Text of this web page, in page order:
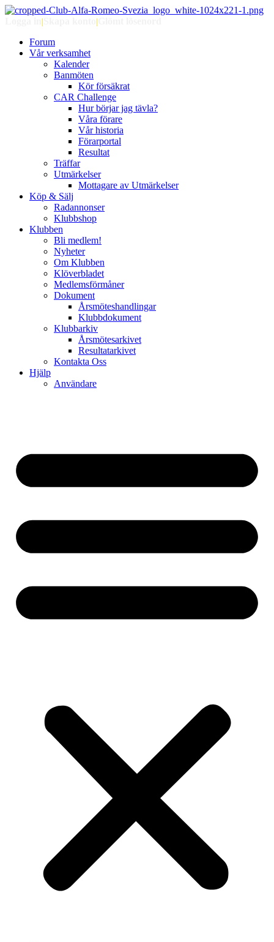
| |
Forum
Vår verksamhet
Kalender
Banmöten
Kör försäkrat
CAR Challenge
Hur börjar jag tävla?
Våra förare
Vår historia
Förarportal
Resultat
Träffar
Utmärkelser
Mottagare av Utmärkelser
Köp & Sälj
Radannonser
Klubbshop
Klubben
Bli medlem!
Nyheter
Om Klubben
Klöverbladet
Medlemsförmåner
Dokument
Årsmöteshandlingar
Klubbdokument
Klubbarkiv
Årsmötesarkivet
Resultatarkivet
Kontakta Oss
Hjälp
Användare